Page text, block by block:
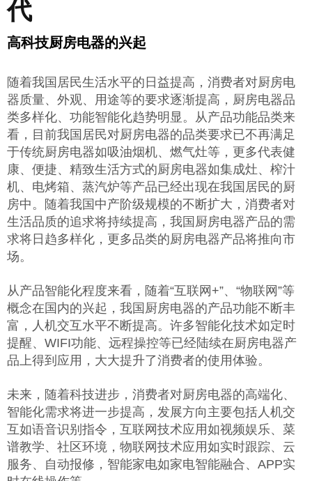
代
高科技厨房电器的兴起
随着我国居民生活水平的日益提高，消费者对厨房电
器质量、外观、用途等的要求逐渐提高，厨房电器品
类多样化、功能智能化趋势明显。从产品功能品类来
看，目前我国居民对厨房电器的品类要求已不再满足
于传统厨房电器如吸油烟机、燃气灶等，更多代表健
康、便捷、精致生活方式的厨房电器如集成灶、榨汁
机、电烤箱、蒸汽炉等产品已经出现在我国居民的厨
房中。随着我国中产阶级规模的不断扩大，消费者对
生活品质的追求将持续提高，我国厨房电器产品的需
求将日趋多样化，更多品类的厨房电器产品将推向市
场。
从产品智能化程度来看，随着“互联网+”、“物联网”等
概念在国内的兴起，我国厨房电器的产品功能不断丰
富，人机交互水平不断提高。许多智能化技术如定时
提醒、WIFI功能、远程操控等已经陆续在厨房电器产
品上得到应用，大大提升了消费者的使用体验。
未来，随着科技进步，消费者对厨房电器的高端化、
智能化需求将进一步提高，发展方向主要包括人机交
互如语音识别指令，互联网技术应用如视频娱乐、菜
谱教学、社区环境，物联网技术应用如实时跟踪、云
服务、自动报修，智能家电如家电智能融合、APP实